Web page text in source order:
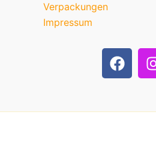
Verpackungen
Impressum
F
a
b
I